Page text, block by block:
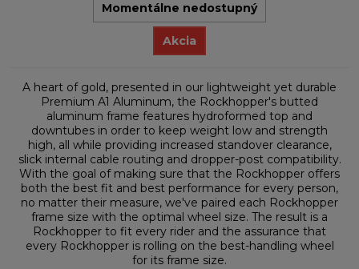
Momentálne nedostupný
Akcia
A heart of gold, presented in our lightweight yet durable
Premium A1 Aluminum, the Rockhopper's butted
aluminum frame features hydroformed top and
downtubes in order to keep weight low and strength
high, all while providing increased standover clearance,
slick internal cable routing and dropper-post compatibility.
With the goal of making sure that the Rockhopper offers
both the best fit and best performance for every person,
no matter their measure, we've paired each Rockhopper
frame size with the optimal wheel size. The result is a
Rockhopper to fit every rider and the assurance that
every Rockhopper is rolling on the best-handling wheel
for its frame size.